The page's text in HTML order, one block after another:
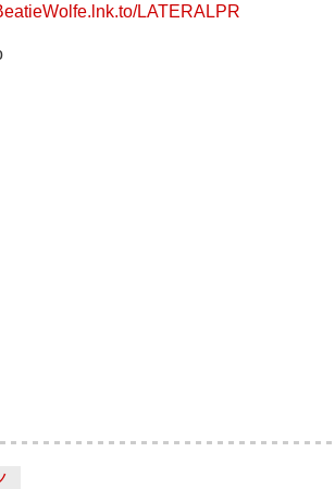
LATERALPR